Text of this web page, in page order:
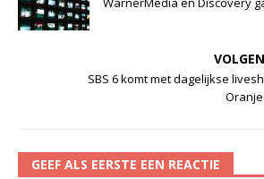
SBS 6 komt met dagelijkse
GEEF ALS EERSTE EEN REACTIE